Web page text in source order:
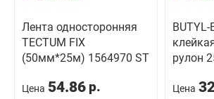
Лента односторонняя
TECTUM FIX
(50мм*25м) 1564970 ST
Цена 54.86 р.
рулон
Цена